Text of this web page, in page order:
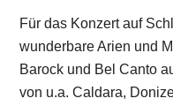
Für das Konzert auf
wunderbare Arien und
Barock und Bel Canto
von u.a. Caldara,